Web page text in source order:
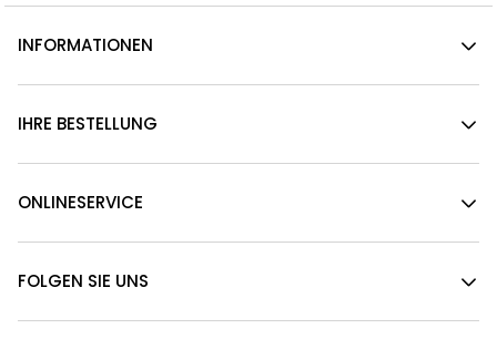
INFORMATIONEN
IHRE BESTELLUNG
ONLINESERVICE
FOLGEN SIE UNS